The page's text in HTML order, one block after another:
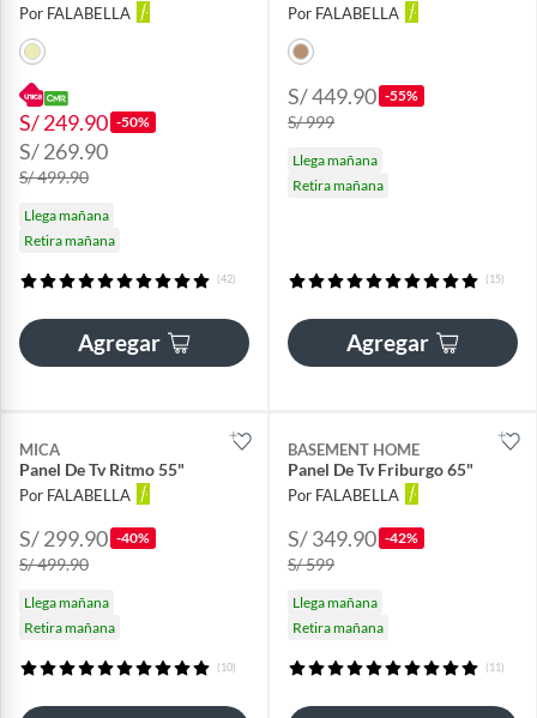
Por FALABELLA
S/ 249.90 -50%
S/ 269.90
S/ 499.90
Llega mañana
Retira mañana
(42)
Agregar
Por FALABELLA
S/ 449.90 -55%
S/ 999
Llega mañana
Retira mañana
(15)
Agregar
MICA
Panel De Tv Ritmo 55"
Por FALABELLA
S/ 299.90 -40%
S/ 499.90
Llega mañana
Retira mañana
(10)
BASEMENT HOME
Panel De Tv Friburgo 65"
Por FALABELLA
S/ 349.90 -42%
S/ 599
Llega mañana
Retira mañana
(11)